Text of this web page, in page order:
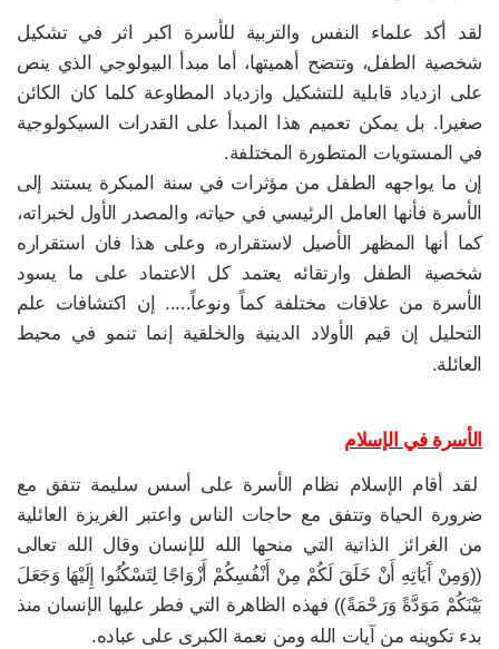
لقد أكد علماء النفس والتربية للأسرة اكبر اثر في تشكيل
شخصية الطفل، وتتضح أهميتها، أما مبدأ البيولوجي الذي ينص
على ازدياد قابلية للتشكيل وازدياد المطاوعة كلما كان الكائن
صغيرا. بل يمكن تعميم هذا المبدأ على القدرات السيكولوجية
في المستويات المتطورة المختلفة.
إن ما يواجهه الطفل من مؤثرات في سنة المبكرة يستند إلى
الأسرة فأنها العامل الرئيسي في حياته، والمصدر الأول لخبراته،
كما أنها المظهر الأصيل لاستقراره، وعلى هذا فان استقراره
شخصية الطفل وارتقائه يعتمد كل الاعتماد على ما يسود
الأسرة من علاقات مختلفة كماً ونوعاً..... إن اكتشافات علم
التحليل إن قيم الأولاد الدينية والخلقية إنما تنمو في محيط
العائلة.
الأسرة في الإسلام
لقد أقام الإسلام نظام الأسرة على أسس سليمة تتفق مع
ضرورة الحياة وتتفق مع حاجات الناس واعتبر الغريزة العائلية
من الغرائز الذاتية التي منحها الله للإنسان وقال الله تعالى
((وَمِنْ آَيَاتِهِ أَنْ خَلَقَ لَكُمْ مِنْ أَنْفُسِكُمْ أَزْوَاجًا لِتَسْكُنُوا إِلَيْهَا وَجَعَلَ
بَيْنَكُمْ مَوَدَّةً وَرَحْمَةً)) فهذه الظاهرة التي فطر عليها الإنسان منذ
بدء تكوينه من آيات الله ومن نعمة الكبرى على عباده.